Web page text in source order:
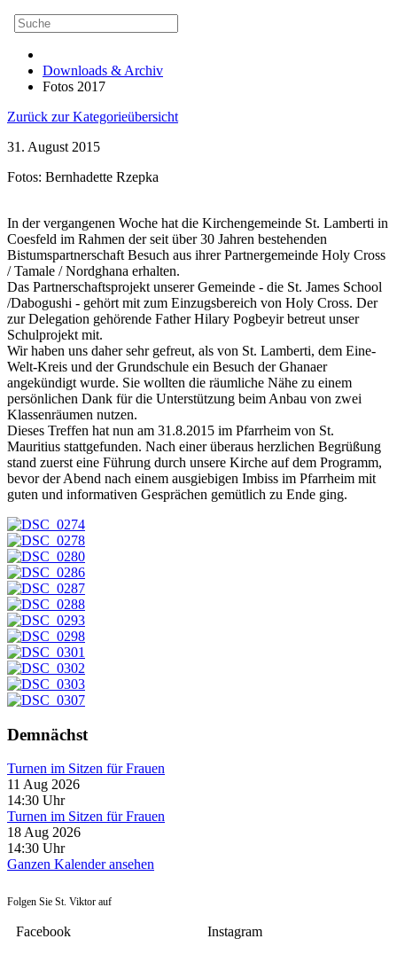
Downloads & Archiv
Fotos 2017
Zurück zur Kategorieübersicht
31. August 2015
Fotos: Bernhadette Rzepka
In der vergangenen Woche hat die Kirchengemeinde St. Lamberti in
Coesfeld im Rahmen der seit über 30 Jahren bestehenden
Bistumspartnerschaft Besuch aus ihrer Partnergemeinde Holy Cross
/ Tamale / Nordghana erhalten.
Das Partnerschaftsprojekt unserer Gemeinde - die St. James School
/Dabogushi - gehört mit zum Einzugsbereich von Holy Cross. Der
zur Delegation gehörende Father Hilary Pogbeyir betreut unser
Schulprojekt mit.
Wir haben uns daher sehr gefreut, als von St. Lamberti, dem Eine-
Welt-Kreis und der Grundschule ein Besuch der Ghanaer
angekündigt wurde. Sie wollten die räumliche Nähe zu einem
persönlichen Dank für die Unterstützung beim Anbau von zwei
Klassenräumen nutzen.
Dieses Treffen hat nun am 31.8.2015 im Pfarrheim von St.
Mauritius stattgefunden. Nach einer überaus herzlichen Begrüßung
stand zuerst eine Führung durch unsere Kirche auf dem Programm,
bevor der Abend nach einem ausgiebigen Imbiss im Pfarrheim mit
guten und informativen Gesprächen gemütlich zu Ende ging.
Demnächst
Turnen im Sitzen für Frauen
11 Aug 2026
14:30 Uhr
Turnen im Sitzen für Frauen
18 Aug 2026
14:30 Uhr
Ganzen Kalender ansehen
Folgen Sie St. Viktor auf
Facebook Instagram